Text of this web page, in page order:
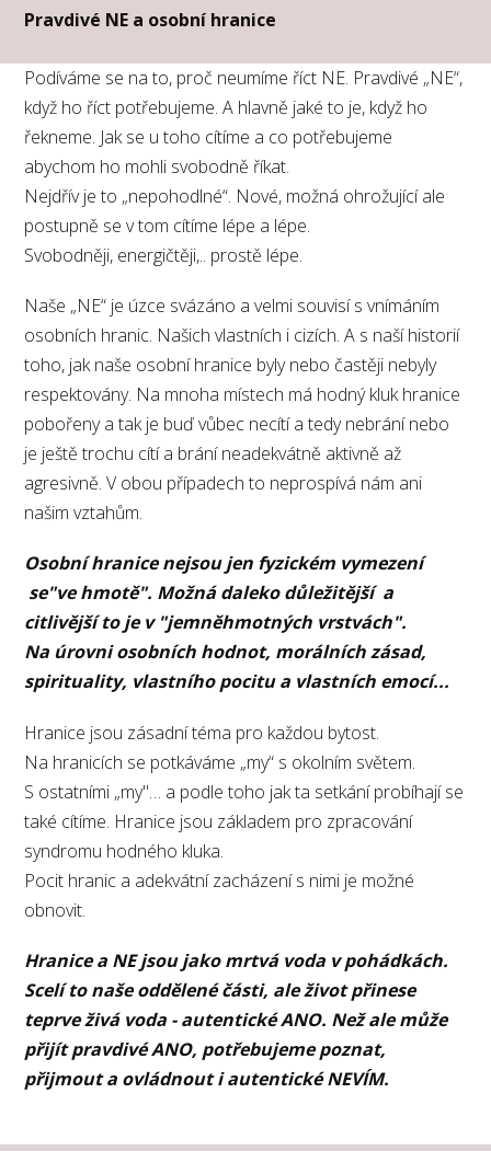
Pravdivé NE a osobní hranice
Podíváme se na to, proč neumíme říct NE. Pravdivé „NE“,
když ho říct potřebujeme. A hlavně jaké to je, když ho
řekneme. Jak se u toho cítíme a co potřebujeme
abychom ho mohli svobodně říkat.
Nejdřív je to „nepohodlné“. Nové, možná ohrožující ale
postupně se v tom cítíme lépe a lépe.
Svobodněji, energičtěji,.. prostě lépe.
Naše „NE“ je úzce svázáno a velmi souvisí s vnímáním
osobních hranic. Našich vlastních i cizích. A s naší historií
toho, jak naše osobní hranice byly nebo častěji nebyly
respektovány. Na mnoha místech má hodný kluk hranice
pobořeny a tak je buď vůbec necítí a tedy nebrání nebo
je ještě trochu cítí a brání neadekvátně aktivně až
agresivně. V obou případech to neprospívá nám ani
našim vztahům.
Osobní hranice nejsou jen fyzickém vymezení
se"ve hmotě". Možná daleko důležitější a
citlivější to je v "jemněhmotných vrstvách".
Na úrovni osobních hodnot, morálních zásad,
spirituality, vlastního pocitu a vlastních emocí...
Hranice jsou zásadní téma pro každou bytost.
Na hranicích se potkáváme „my“ s okolním světem.
S ostatními „my"… a podle toho jak ta setkání probíhají se
také cítíme. Hranice jsou základem pro zpracování
syndromu hodného kluka.
Pocit hranic a adekvátní zacházení s nimi je možné
obnovit.
Hranice a NE jsou jako mrtvá voda v pohádkách.
Scelí to naše oddělené části, ale život přinese
teprve živá voda - autentické ANO. Než ale může
přijít pravdivé ANO, potřebujeme poznat,
přijmout a ovládnout i autentické NEVÍM.